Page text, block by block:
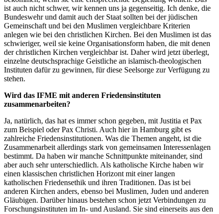
ist auch nicht schwer, wir kennen uns ja gegenseitig. Ich denke, die
Bundeswehr und damit auch der Staat sollten bei der jüdischen
Gemeinschaft und bei den Muslimen vergleichbare Kriterien
anlegen wie bei den christlichen Kirchen. Bei den Muslimen ist das
schwieriger, weil sie keine Organisationsform haben, die mit denen
der christlichen Kirchen vergleichbar ist. Daher wird jetzt überlegt,
einzelne deutschsprachige Geistliche an islamisch-theologischen
Instituten dafür zu gewinnen, für diese Seelsorge zur Verfügung zu
stehen.
Wird das IFME mit anderen Friedensinstituten
zusammenarbeiten?
Ja, natürlich, das hat es immer schon gegeben, mit Justitia et Pax
zum Beispiel oder Pax Christi. Auch hier in Hamburg gibt es
zahlreiche Friedensinstitutionen. Was die Themen angeht, ist die
Zusammenarbeit allerdings stark von gemeinsamen Interessenlagen
bestimmt. Da haben wir manche Schnittpunkte miteinander, sind
aber auch sehr unterschiedlich. Als katholische Kirche haben wir
einen klassischen christlichen Horizont mit einer langen
katholischen Friedensethik und ihren Traditionen. Das ist bei
anderen Kirchen anders, ebenso bei Muslimen, Juden und anderen
Gläubigen. Darüber hinaus bestehen schon jetzt Verbindungen zu
Forschungsinstituten im In- und Ausland. Sie sind einerseits aus den